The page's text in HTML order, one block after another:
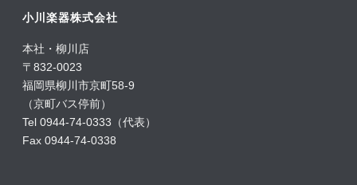
小川楽器株式会社
本社・柳川店
〒832-0023
福岡県柳川市京町58-9
（京町バス停前）
Tel 0944-74-0333（代表）
Fax 0944-74-0338